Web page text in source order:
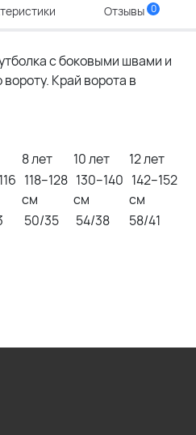
Отзывы 0
с боковыми швами и
Край ворота в
8 лет 10 лет
12 лет
118–128
см
130–140
см
142–152
см
50/35 54/38 58/41